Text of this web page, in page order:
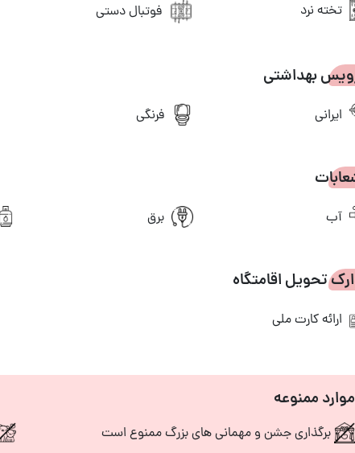
تخته نرد فوتبال دستی
بهداشتی
ایرانی فرنگی
آب برق
تحویل اقامتگاه
ارائه کارت ملی
موارد ممنوعه
برگذاری جشن و مهمانی های بزرگ ممنوع است